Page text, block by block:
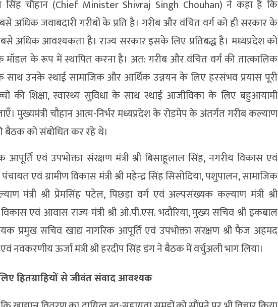
सिंह चौहान (Chief Minister Shivraj Singh Chouhan) ने कहा है कि
अधिक जवाबदारी गरीबों के प्रति है। गरीब और वंचित वर्ग को ही सरकार के
अधिक आवश्यकता है। राज्य सरकार इसके लिए प्रतिबद्ध है। मध्यप्रदेश को
मॉडल के रूप में स्थापित करना है। अत: गरीब और वंचित वर्ग की तात्कालिक
साथ उनके स्थाई सामाजिक और आर्थिक उन्नयन के लिए हरसंभव प्रयास पूरी
की शिक्षा, स्वास्थ्य सुविधा के साथ स्थाई आजीविका के‍ लिए बहुआयामी
मुख्यमंत्री चौहान आत्म-निर्भर मध्यप्रदेश के रोडमेप के अंतर्गत गरीब कल्याण
बैठक को संबोधित कर रहे थे।
एवं उपभोक्ता संरक्षण मंत्री श्री बिसाहूलाल सिंह, नगरीय विकास एवं
पंचायत एवं ग्रामीण विकास मंत्री श्री महेन्द्र सिंह सिसोदिया, पशुपालन, सामाजिक
मंत्री श्री प्रेमसिंह पटेल, पिछड़ा वर्ग एवं अल्पसंख्यक कल्याण मंत्री श्री
एवं आवास राज्य मंत्री श्री ओ.पी.एस. भदौरिया, मुख्य सचिव श्री इकबाल
सचिव खाद्य नागरिक आपूर्ति एवं उपभोक्ता संरक्षण श्री फैज अहमद
नवकरणीय ऊर्जा मंत्री श्री हरदीप सिंह डंग ने बैठक में वर्चुअली भाग लिया।
हितग्राहियों से जीवंत संवाद आवश्यक